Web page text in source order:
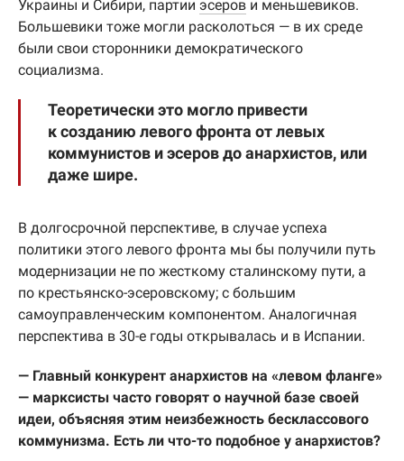
Украины и Сибири, партии эсеров и меньшевиков.
Большевики тоже могли расколоться — в их среде
были свои сторонники демократического
социализма.
Теоретически это могло привести
к созданию левого фронта от левых
коммунистов и эсеров до анархистов, или
даже шире.
В долгосрочной перспективе, в случае успеха
политики этого левого фронта мы бы получили путь
модернизации не по жесткому сталинскому пути, а
по крестьянско-эсеровскому; с большим
самоуправленческим компонентом. Аналогичная
перспектива в 30-е годы открывалась и в Испании.
— Главный конкурент анархистов на «левом фланге»
— марксисты часто говорят о научной базе своей
идеи, объясняя этим неизбежность бесклассового
коммунизма. Есть ли что-то подобное у анархистов?